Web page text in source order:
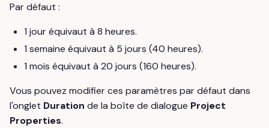
Par défaut :
1 jour équivaut à 8 heures.
1 semaine équivaut à 5 jours (40 heures).
1 mois équivaut à 20 jours (160 heures).
Vous pouvez modifier ces paramètres par défaut dans
l'onglet Duration de la boîte de dialogue Project
Properties.